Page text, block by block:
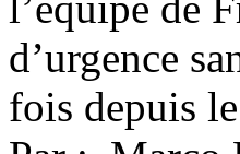
d’urgence
fois depuis